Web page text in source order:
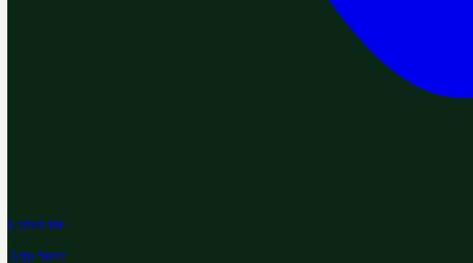
Laden im
App Store